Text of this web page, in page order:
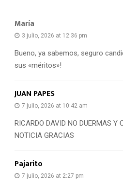
María
3 julio, 2026 at 12:36 pm
Bueno, ya sabemos, seguro
sus «méritos»!
JUAN PAPES
7 julio, 2026 at 10:42 am
RICARDO DAVID NO DUERMAS Y
NOTICIA GRACIAS
Pajarito
7 julio, 2026 at 2:27 pm